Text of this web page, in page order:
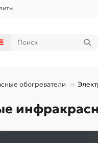
обогреватели